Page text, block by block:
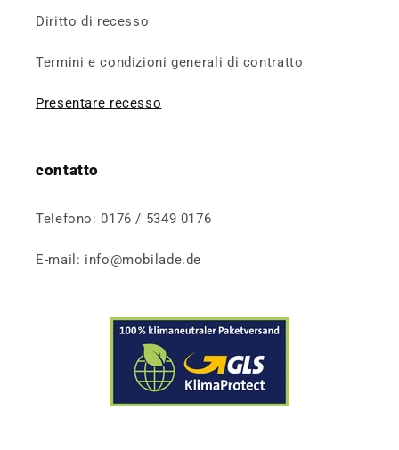
Diritto di recesso
Termini e condizioni generali di contratto
Presentare recesso
contatto
Telefono: 0176 / 5349 0176
E-mail: info@mobilade.de